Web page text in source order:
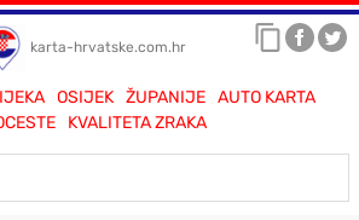
karta-hrvatske.com.hr
OSIJEK ŽUPANIJE
AUTO KARTA
KVALITETA ZRAKA